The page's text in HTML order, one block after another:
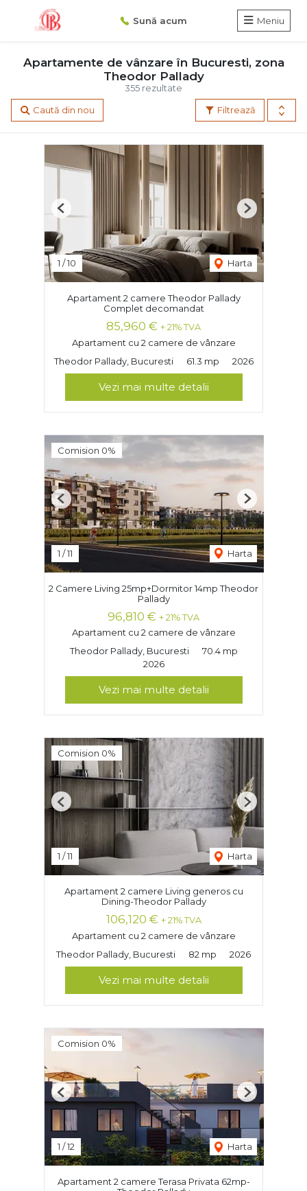
Sună acum Meniu
355 rezultate
Apartamente de vânzare în Bucuresti, zona
Theodor Pallady
Filtrează
Caută din nou
1 /10 Harta
Previous Next
Apartament 2 camere Theodor Pallady
Complet decomandat
85,960 € + 21% TVA
Apartament cu 2 camere de vânzare
Theodor Pallady, Bucuresti
61.3 mp 2026
Vezi mai multe detalii
Comision 0%
1 /11 Harta
Previous Next
2 Camere Living 25mp+Dormitor 14mp Theodor
Pallady
96,810 € + 21% TVA
Apartament cu 2 camere de vânzare
Theodor Pallady, Bucuresti
70.4 mp
2026
Vezi mai multe detalii
Comision 0%
1 /11 Harta
Previous Next
Apartament 2 camere Living generos cu
Dining-Theodor Pallady
106,120 € + 21% TVA
Apartament cu 2 camere de vânzare
Theodor Pallady, Bucuresti
82 mp 2026
Vezi mai multe detalii
Comision 0%
1 /12 Harta
Previous Next
Apartament 2 camere Terasa Privata 62mp-